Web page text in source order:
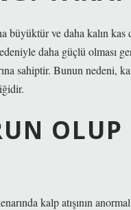
ve daha kalın kas
daha güçlü
sahiptir. Bunun nedeni,
kalp atışının